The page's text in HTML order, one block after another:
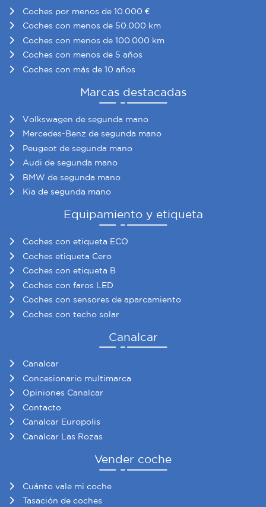
Coches por menos de 10.000 €
Coches con menos de 50.000 km
Coches con menos de 100.000 km
Coches con menos de 5 años
Coches con más de 10 años
Marcas destacadas
Volkswagen de segunda mano
Mercedes-Benz de segunda mano
Peugeot de segunda mano
Audi de segunda mano
BMW de segunda mano
Kia de segunda mano
Equipamiento y etiqueta
Coches con etiqueta ECO
Coches etiqueta Cero
Coches con etiqueta B
Coches con faros LED
Coches con sensores de aparcamiento
Coches con techo solar
Canalcar
Canalcar
Concesionario multimarca
Opiniones Canalcar
Contacto
Canalcar Europolis
Canalcar Las Rozas
Vender coche
Cuánto vale mi coche
Tasación de coches